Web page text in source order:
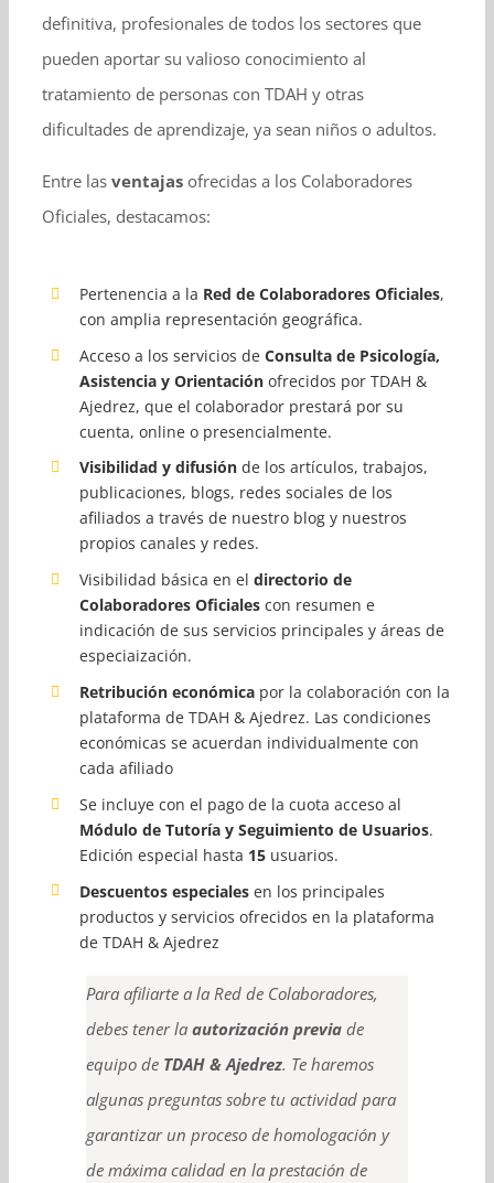
definitiva, profesionales de todos los sectores que
pueden aportar su valioso conocimiento al
tratamiento de personas con TDAH y otras
dificultades de aprendizaje, ya sean niños o adultos.
Entre las ventajas ofrecidas a los Colaboradores
Oficiales, destacamos:
Pertenencia a la Red de Colaboradores Oficiales,
con amplia representación geográfica.
Acceso a los servicios de Consulta de Psicología,
Asistencia y Orientaciónofrecidos por TDAH &
Ajedrez, que el colaborador prestará por su
cuenta, online o presencialmente.
Visibilidad y difusiónde los artículos, trabajos,
publicaciones, blogs, redes sociales de los
afiliados a través de nuestro blog y nuestros
propios canales y redes.
Visibilidad básica en el directorio de
Colaboradores Oficialescon resumen e
indicación de sus servicios principales y áreas de
especiaización.
Retribución económicapor la colaboración con la
plataforma de TDAH & Ajedrez. Las condiciones
económicas se acuerdan individualmente con
cada afiliado
Se incluye con el pago de la cuota acceso al
Módulo de Tutoría y Seguimiento de Usuarios.
Edición especial hasta 15usuarios.
Descuentos especialesen los principales
productos y servicios ofrecidos en la plataforma
de TDAH & Ajedrez
Para afiliarte a la Red de Colaboradores,
debes tener la autorización previa de
equipo de TDAH & Ajedrez. Te haremos
algunas preguntas sobre tu actividad para
garantizar un proceso de homologación y
de máxima calidad en la prestación de